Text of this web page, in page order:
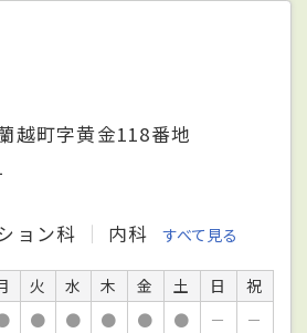
越町字黄金118番地
ョン科
内科 すべて見る
火 水 木 金 土 日
祝
● ● ● ● ● － －